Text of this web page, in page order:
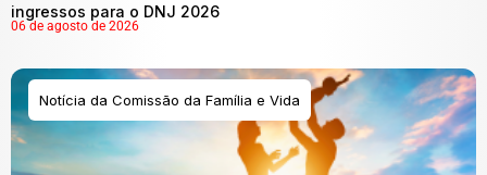
ingressos para o DNJ 2026
06 de agosto de 2026
Notícia da Comissão da Família e Vida